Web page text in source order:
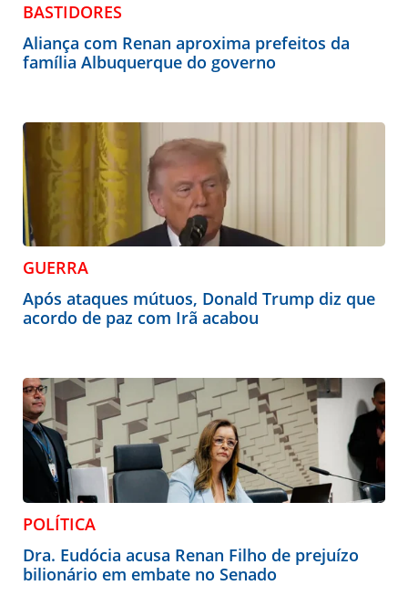
BASTIDORES
Aliança com Renan aproxima prefeitos da
família Albuquerque do governo
GUERRA
Após ataques mútuos, Donald Trump diz que
acordo de paz com Irã acabou
POLÍTICA
Dra. Eudócia acusa Renan Filho de prejuízo
bilionário em embate no Senado